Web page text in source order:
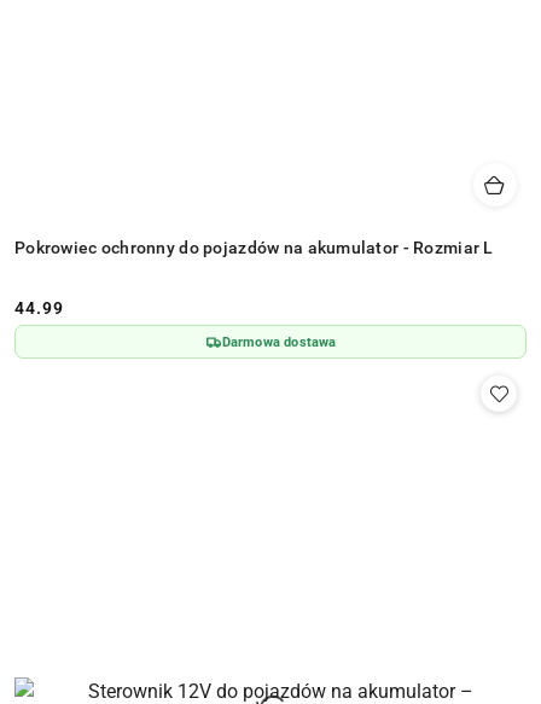
Pokrowiec ochronny do pojazdów na akumulator - Rozmiar L
Cena:
44.99
Darmowa dostawa